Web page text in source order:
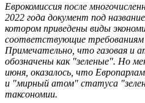
Еврокомиссия после
2022 года документ под
котором приведены виды
соответствующие требованиям
Примечательно, что газовая и
обозначены как "зеленые". Но
июня, оказалось, что
и "мирный атом" статуса
таксономии.